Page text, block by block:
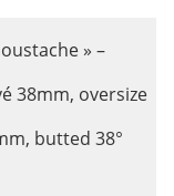
» –
38mm, oversize
butted 38°